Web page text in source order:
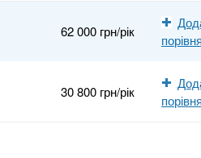
62 000 грн/рік
30 800 грн/рік